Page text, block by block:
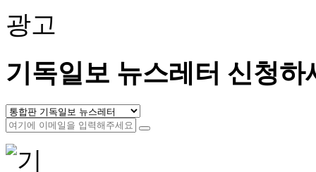
광고
기독일보 뉴스레터 신청하